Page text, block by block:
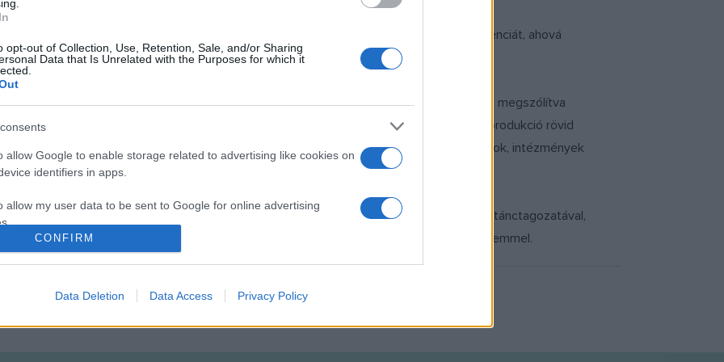
opt-out of Collection, Use, Retention, Sale, and/or Sharing
Data that Is Unrelated with the Purposes for which it
allow Google to enable storage related to advertising like cookies on
identifiers in apps.
allow my user data to be sent to Google for online advertising
allow Google to send me personalized advertising.
allow Google to enable storage related to analytics like cookies on
CONFIRM
Data Deletion Data Access Privacy Policy
is kapcsolódnak az évfordulóhoz, példaként említette az október 25-iki konferenciát, ahová
szakembereit várják.
munkatársa beszámolt a szórakoztató események soráról, itt is széles spektrumban megszólítva
azaz déli dallamok a színészmúzeumban. A félórás programban egy-egy régi színházi produkció rövid
szörpöt és egyéb finomságokat szolgálnak fel. Várják a környékbeli üzletek, hivatalok, intézmények
a múzeumnak a születésnap alkalmából.
tartanak, de találkozhatnak a Frappé keretében a Miskolci Nemzeti Színház tánctagozatával,
? bepillantva ezzel a kulisszák mögé ? és felfedezhetik a múltat is színészi szemmel.